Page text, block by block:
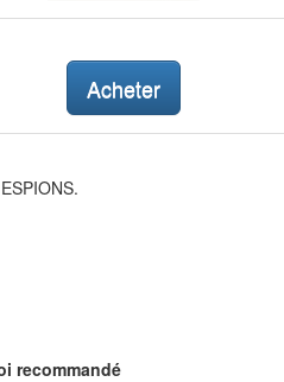
Acheter
recommandé